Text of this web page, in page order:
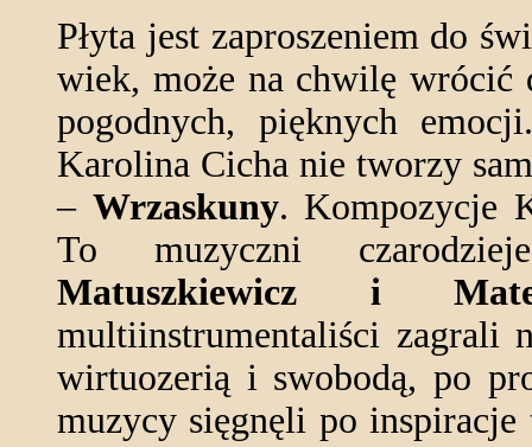
Płyta jest zaproszeniem do
wiek, może na chwilę wrócić
pogodnych, pięknych
Karolina Cicha nie tworzy
– Wrzaskuny. Kompozycje
To muzyczni
Matuszkiewicz i
multiinstrumentaliści zagrali
wirtuozerią i swobodą, po
muzycy sięgnęli po